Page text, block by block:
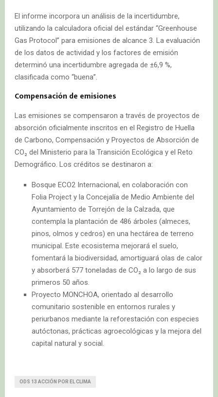
El informe incorpora un análisis de la incertidumbre,
utilizando la calculadora oficial del estándar “Greenhouse
Gas Protocol” para emisiones de alcance 3. La evaluación
de los datos de actividad y los factores de emisión
determinó una incertidumbre agregada de ±6,9 %,
clasificada como “buena”.
Compensación de emisiones
Las emisiones se compensaron a través de proyectos de
absorción oficialmente inscritos en el Registro de Huella
de Carbono, Compensación y Proyectos de Absorción de
CO₂ del Ministerio para la Transición Ecológica y el Reto
Demográfico. Los créditos se destinaron a:
Bosque ECO2 Internacional, en colaboración con
Folia Project y la Concejalía de Medio Ambiente del
Ayuntamiento de Torrejón de la Calzada, que
contempla la plantación de 486 árboles (almeces,
pinos, olmos y cedros) en una hectárea de terreno
municipal. Este ecosistema mejorará el suelo,
fomentará la biodiversidad, amortiguará olas de calor
y absorberá 577 toneladas de CO₂ a lo largo de sus
primeros 50 años.
Proyecto MONCHOA, orientado al desarrollo
comunitario sostenible en entornos rurales y
periurbanos mediante la reforestación con especies
autóctonas, prácticas agroecológicas y la mejora del
capital natural y social.
ODS 13 ACCIÓN POR EL CLIMA